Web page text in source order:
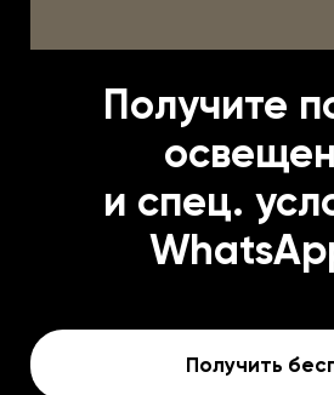
Получите
и спец.
Получить